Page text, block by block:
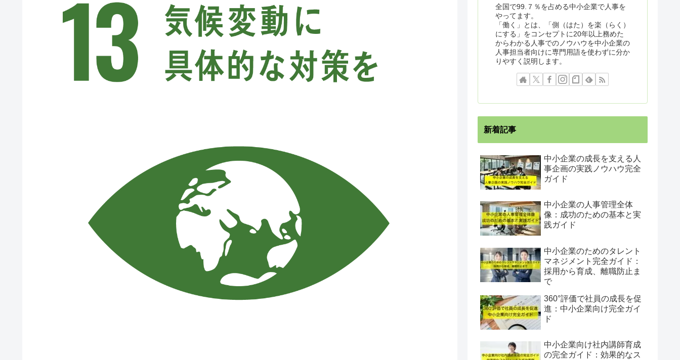
全国で99.７％を占める中小企業で人事を
やってます。
「働く」とは、「側（はた）を楽（らく）
にする」をコンセプトに20年以上務めた
からわかる人事でのノウハウを中小企業の
人事担当者向けに専門用語を使わずに分か
りやすく説明します。
新着記事
中小企業の成長を支える人
事企画の実践ノウハウ完全
ガイド
中小企業の人事管理全体
像：成功のための基本と実
践ガイド
中小企業のためのタレント
マネジメント完全ガイド：
採用から育成、離職防止ま
で
360°評価で社員の成長を促
進：中小企業向け完全ガイ
ド
中小企業向け社内講師育成
の完全ガイド：効果的なス